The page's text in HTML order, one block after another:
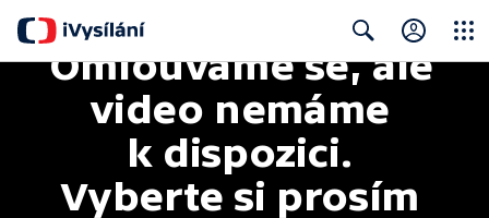
Search
Omlouváme se, ale
video nemáme
k dispozici.
Vyberte si prosím